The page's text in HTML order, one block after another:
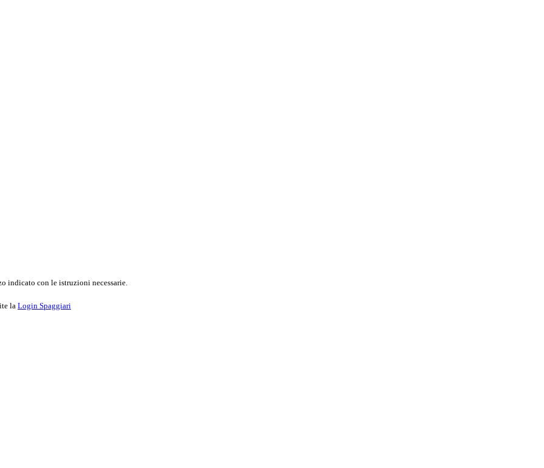
indicato con le istruzioni necessarie.
la Login Spaggiari